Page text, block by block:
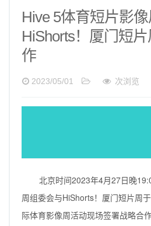
艺展资讯
收藏拍卖
名家访谈
书画资讯
摄影艺术
社会新闻
Hive 5体育短片影
HiShorts！厦门短
作
2023/05/01 次浏览
北京时间2023年4月27日晚
周组委会与HiShorts！厦门短片周
际体育影像周活动现场签署战略合